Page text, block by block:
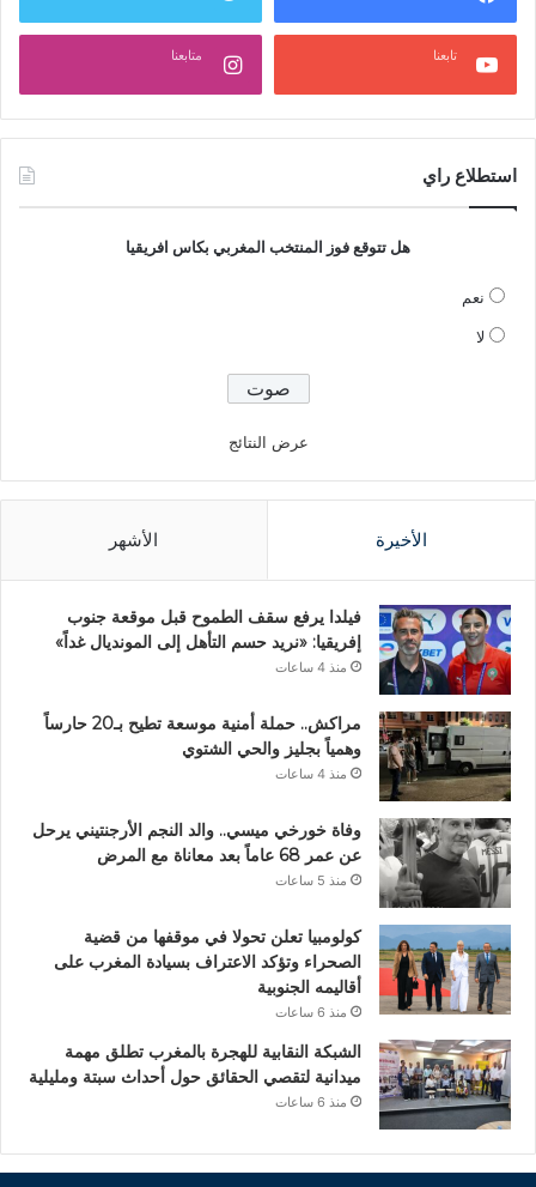
تابعنا متابعنا
استطلاع راي
هل تتوقع فوز المنتخب المغربي بكاس افريقيا
نعم
لا
عرض النتائج
الأخيرة الأشهر
فيلدا يرفع سقف الطموح قبل موقعة جنوب
إفريقيا: «نريد حسم التأهل إلى المونديال غداً»
منذ 4 ساعات
مراكش.. حملة أمنية موسعة تطيح بـ20 حارساً
وهمياً بجليز والحي الشتوي
منذ 4 ساعات
وفاة خورخي ميسي.. والد النجم الأرجنتيني يرحل
عن عمر 68 عاماً بعد معاناة مع المرض
منذ 5 ساعات
كولومبيا تعلن تحولا في موقفها من قضية
الصحراء وتؤكد الاعتراف بسيادة المغرب على
أقاليمه الجنوبية
منذ 6 ساعات
الشبكة النقابية للهجرة بالمغرب تطلق مهمة
ميدانية لتقصي الحقائق حول أحداث سبتة ومليلية
منذ 6 ساعات